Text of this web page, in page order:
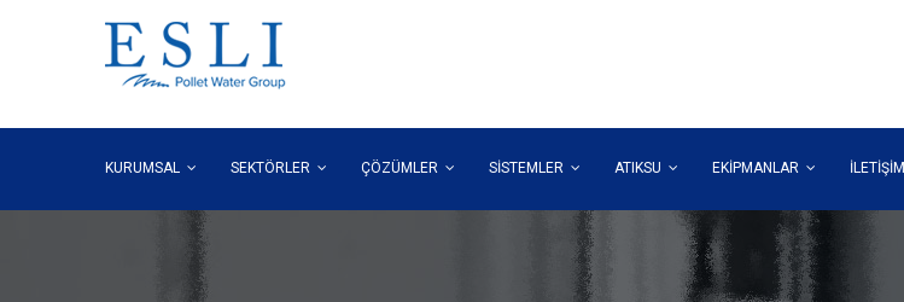
KURUMSAL SEKTÖRLER ÇÖZÜMLER SİSTEMLER ATIKSU EKİPMANLAR İLETİŞİM